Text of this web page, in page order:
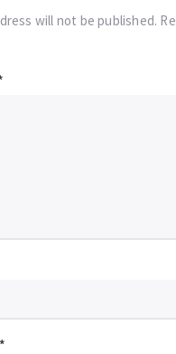
will not be published.
*